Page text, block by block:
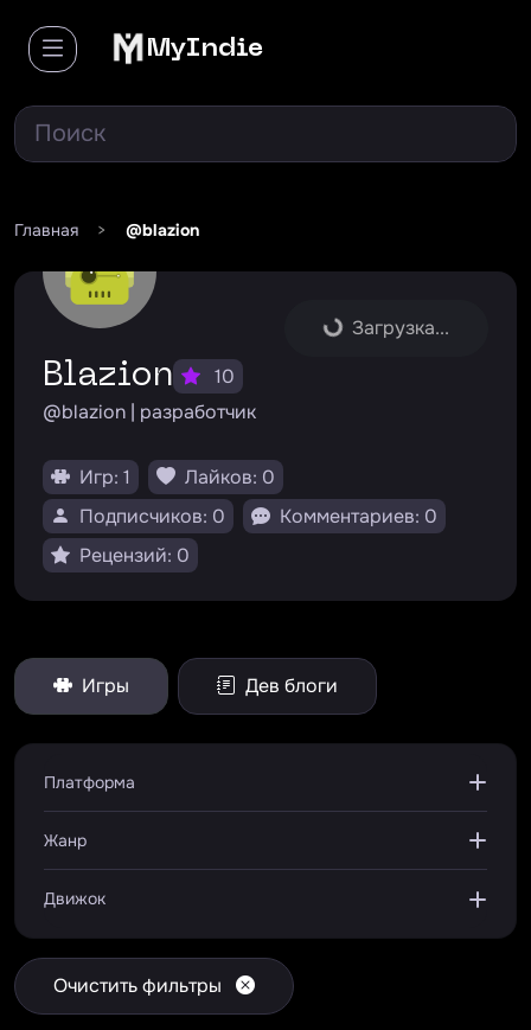
MyIndie
Главная > @blazion
Загрузка...
blazion
10
@blazion | разработчик
Игр: 1
Лайков: 0
Подписчиков: 0
Комментариев: 0
Рецензий: 0
Игры Дев блоги
Платформа
Жанр
Движок
Очистить фильтры